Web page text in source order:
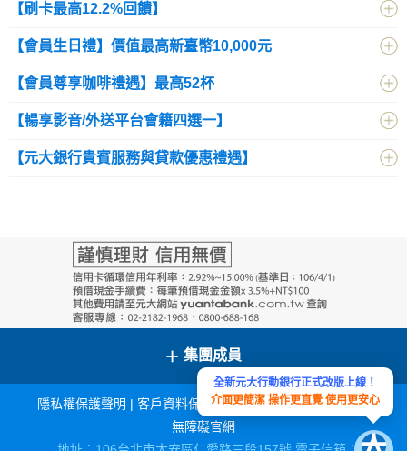
【刷卡最高12.2%回饋】
【會員生日禮】價值最高新臺幣10,000元
【會員尊享咖啡禮遇】最高52杯
【暢享影音/外送平台會籍四選一】
【元大銀行貴賓服務與貸款優惠禮遇】
+ 集團成員
隱私權保護聲明 | 客戶資料保密措施|宣導連結|網站導覽|
無障礙官網
全新元大行動銀行正式改版上線！
介面更簡潔 操作更直覺 使用更安心